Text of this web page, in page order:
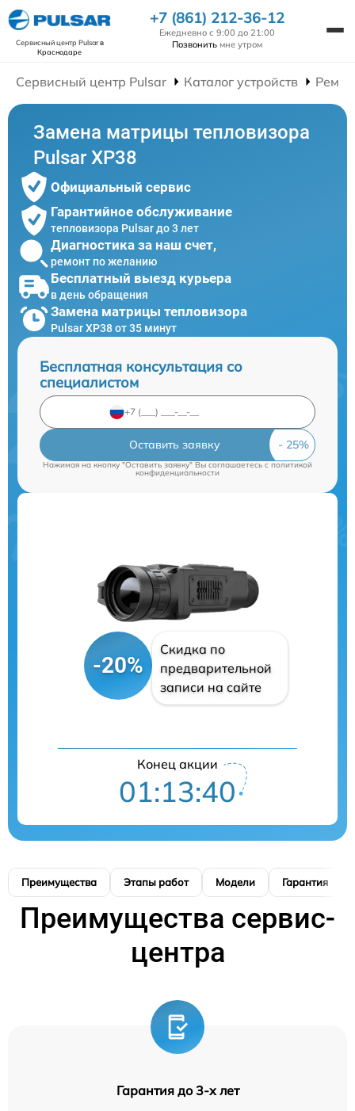
Сервисный центр Pulsarв
Краснодаре
+7 (861) 212-36-12
Ежедневно с 9:00 до 21:00
Позвонить мне утром
Сервисный центр Pulsar Каталог устройств
Замена матрицы тепловизора
Pulsar XP38
Официальный сервис
Гарантийное обслуживание
тепловизора Pulsar до 3 лет
Диагностика за наш счет,
ремонт по желанию
Бесплатный выезд курьера
в день обращения
Замена матрицы тепловизора
Pulsar XP38 от 35 минут
Бесплатная консультация со
специалистом
Оставить заявку
Нажимая на кнопку "Оставить заявку" Вы соглашаетесь cполитикой
конфиденциальности
-20%
Скидка по
предварительной
записи на сайте
Конец акции
01:13:39
Преимущества Этапы работ Модели Гарантия
Преимущества сервис-
центра
Гарантия до 3-х лет